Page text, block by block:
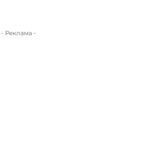
- Реклама -